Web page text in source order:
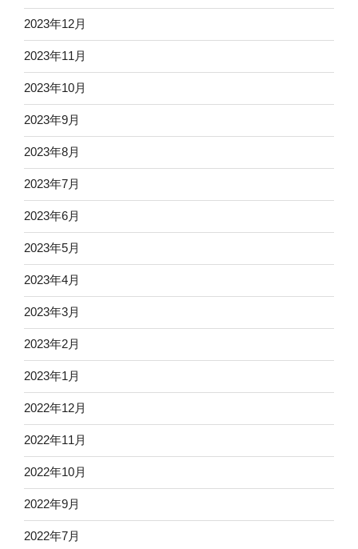
2023年12月
2023年11月
2023年10月
2023年9月
2023年8月
2023年7月
2023年6月
2023年5月
2023年4月
2023年3月
2023年2月
2023年1月
2022年12月
2022年11月
2022年10月
2022年9月
2022年7月